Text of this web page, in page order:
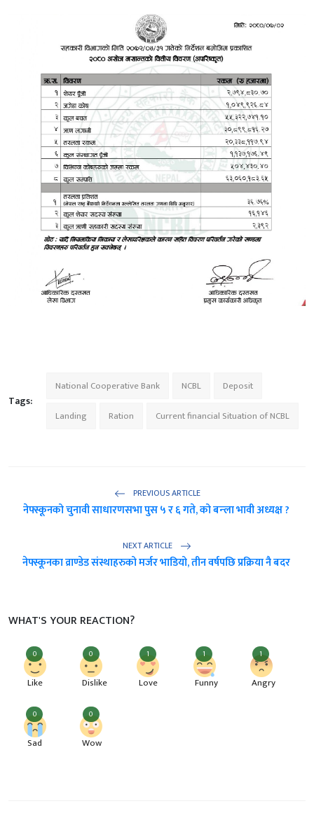
Tags:
National Cooperative Bank NCBL
Deposit
Landing
Ration Current financial Situation of NCBL
PREVIOUS ARTICLE
नेफ्स्कूनको चुनावी साधारणसभा पुस ५ र ६ गते, को बन्ला भावी अध्यक्ष ?
NEXT ARTICLE
नेफ्स्कूनका व्राण्डेड संस्थाहरुको मर्जर भाडियो, तीन वर्षपछि प्रक्रिया नै बदर
WHAT'S YOUR REACTION?
0
Like
0
Dislike
1
Love
1
Funny
1
Angry
0
Sad
0
Wow